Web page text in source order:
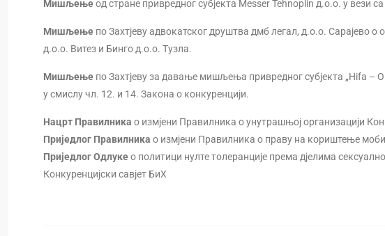
Мишљењеод стране привредног субјекта Messer Tehnoplin д.о.о. у вези
Мишљење по Захтјеву адвокатског друштва дмб легал, д.о.о. Сарајево
д.о.о. Витез и Бинго д.о.о. Тузла.
Мишљење по Захтјеву за давање мишљења привредног субјекта „Hifa –
у смислу чл. 12. и 14. Закона о конкуренцији.
Нацрт Правилника о измјени Правилника о унутрашњој организацији
Приједлог Правилника о измјени Правилника о праву на кориштење
Приједлог Одлукео политици нулте толеранције према дјелима
Конкуренцијски савјет БиХ